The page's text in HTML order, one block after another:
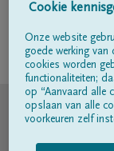
Volg ons op
Cookie
Onze website
goede werking van
cookies worden
functionaliteiten;
op “Aanvaard alle
opslaan van alle
voorkeuren zelf